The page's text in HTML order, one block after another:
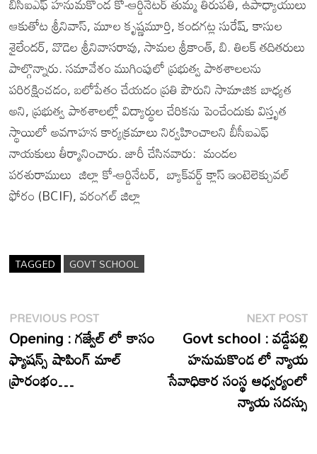
ఆకుతోట శ్రీనివాస్, మూల కృష్ణమూర్తి, కందగట్ల సురేష్, కాసుల
శైలేందర్, వొడెల శ్రీనివాసరావు, సామల శ్రీకాంత్, బి. తిలక్ తదితరులు
పాల్గొన్నారు. సమావేశం ముగింపులో ప్రభుత్వ పాఠశాలలను
పరిరక్షించడం, బలోపేతం చేయడం ప్రతి పౌరుని సామాజిక బాధ్యత
అని, ప్రభుత్వ పాఠశాలల్లో విద్యార్థుల చేరికను పెంచేందుకు విస్తృత
స్థాయిలో అవగాహన కార్యక్రమాలు నిర్వహించాలని బీసీఐఎఫ్
నాయకులు తీర్మానించారు. జారీ చేసినవారు: మండల
పరశురాములు జిల్లా కో-ఆర్డినేటర్, బ్యాక్‌వర్డ్ క్లాస్ ఇంటెలెక్చువల్
ఫోరం (BCIF), వరంగల్ జిల్లా
TAGGED GOVT SCHOOL
Post
navigation
PREVIOUS POSTPrevious
post:
Opening : గజ్వేల్ లో కాసం
ఫ్యాషన్స్ షాపింగ్ మాల్
ప్రారంభం…
NEXT POST
Govt school : వడ్డేపల్లి
హనుమకొండ లో న్యాయ
సేవాధికార సంస్థ ఆధ్వర్యంలో
న్యాయ సదస్సు